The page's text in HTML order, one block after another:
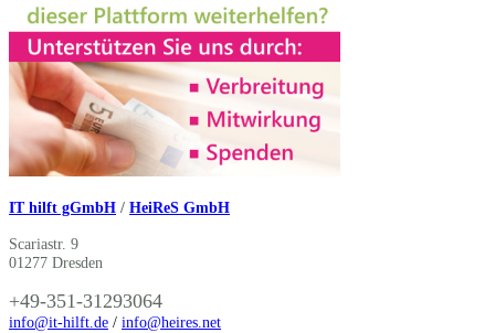
IT hilft gGmbH / HeiReS GmbH
Scariastr. 9
01277 Dresden
+49-351-31293064
info@it-hilft.de / info@heires.net